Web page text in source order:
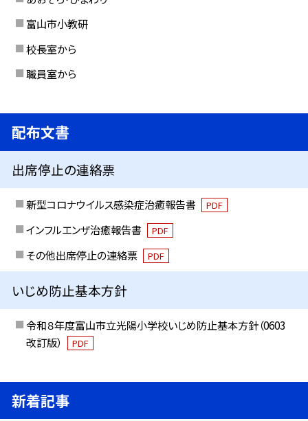
富山市小教研
校長室から
職員室から
配布文書
出席停止の連絡票
新型コロナウイルス感染症治癒報告書 PDF
インフルエンザ治癒報告書 PDF
その他出席停止の連絡票 PDF
いじめ防止基本方針
令和８年度富山市立光陽小学校いじめ防止基本方針（0603
改訂版）
PDF
新着記事